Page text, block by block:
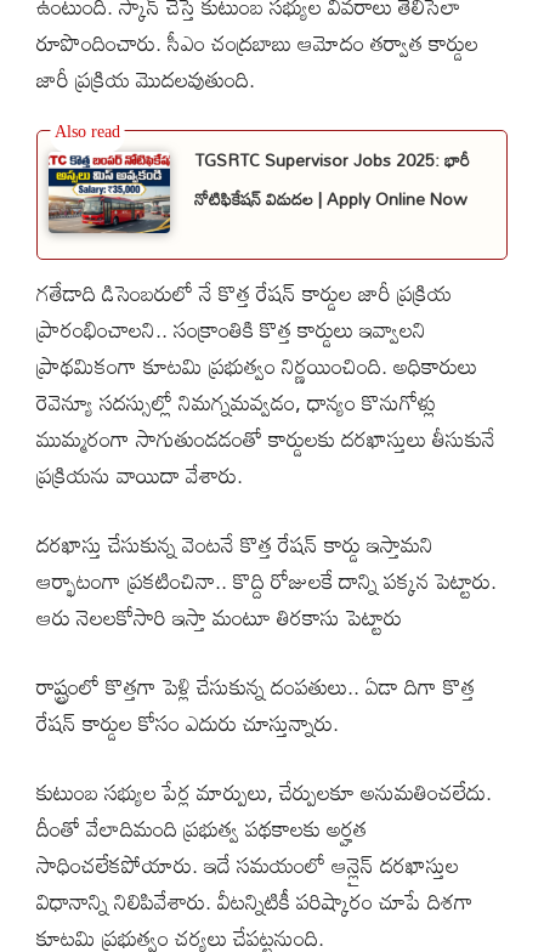
రూపొందించారు. సీఎం చంద్రబాబు ఆమోదం తర్వాత కార్డుల
జారీ ప్రక్రియ మొదలవుతుంది.
TGSRTC Supervisor Jobs 2025: భారీ
నోటిఫికేషన్ విడుదల | Apply Online Now
గతేడాది డిసెంబరులో నే కొత్త రేషన్ కార్డుల జారీ ప్రక్రియ
ప్రారంభించాలని.. సంక్రాంతికి కొత్త కార్డులు ఇవ్వాలని
ప్రాథమికంగా కూటమి ప్రభుత్వం నిర్ణయించింది. అధికారులు
రెవెన్యూ సదస్సుల్లో నిమగ్నమవ్వడం, ధాన్యం కొనుగోళ్లు
ముమ్మరంగా సాగుతుండడంతో కార్డులకు దరఖాస్తులు తీసుకునే
ప్రక్రియను వాయిదా వేశారు.
దరఖాస్తు చేసుకున్న వెంటనే కొత్త రేషన్ కార్డు ఇస్తామని
ఆర్భాటంగా ప్రకటించినా.. కొద్ది రోజులకే దాన్ని పక్కన పెట్టారు.
ఆరు నెలలకోసారి ఇస్తా మంటూ తిరకాసు పెట్టారు
రాష్ట్రంలో కొత్తగా పెళ్లి చేసుకున్న దంపతులు.. ఏడా దిగా కొత్త
రేషన్ కార్డుల కోసం ఎదురు చూస్తున్నారు.
కుటుంబ సభ్యుల పేర్ల మార్పులు, చేర్పులకూ అనుమతించలేదు.
దీంతో వేలాదిమంది ప్రభుత్వ పథకాలకు అర్హత
సాధించలేకపోయారు. ఇదే సమయంలో ఆన్లైన్ దరఖాస్తుల
విధానాన్ని నిలిపివేశారు. వీటన్నిటికీ పరిష్కారం చూపే దిశగా
కూటమి ప్రభుత్వం చర్యలు చేపట్టనుంది.